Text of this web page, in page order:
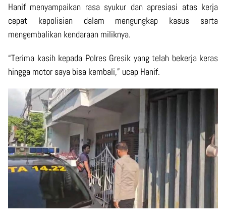
Hanif menyampaikan rasa syukur dan apresiasi atas kerja
cepat kepolisian dalam mengungkap kasus serta
mengembalikan kendaraan miliknya.
“Terima kasih kepada Polres Gresik yang telah bekerja keras
hingga motor saya bisa kembali,” ucap Hanif.